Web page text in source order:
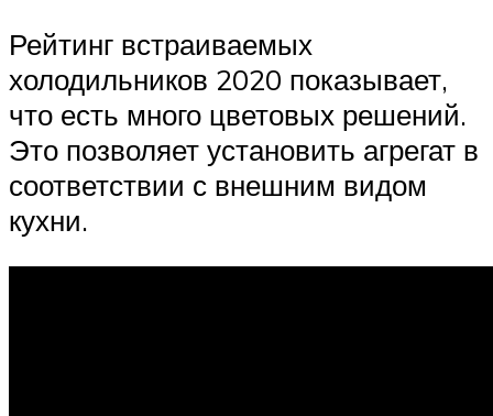
Рейтинг встраиваемых
холодильников 2020 показывает,
что есть много цветовых решений.
Это позволяет установить агрегат в
соответствии с внешним видом
кухни.